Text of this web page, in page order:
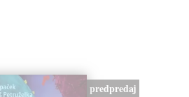
predpredaj